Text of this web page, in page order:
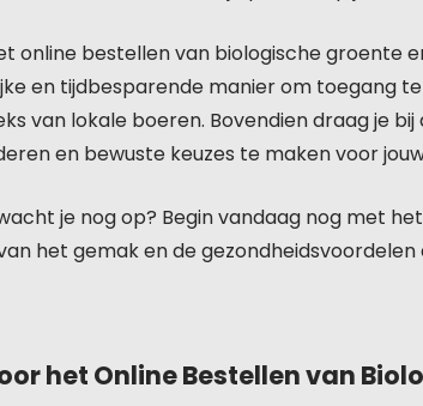
online bestellen van biologische groente
en tijdbesparende manier om toegang
van lokale boeren. Bovendien draag je
en bewuste keuzes te maken voor
je nog op? Begin vandaag nog met
het gemak en de
het Online Bestellen van